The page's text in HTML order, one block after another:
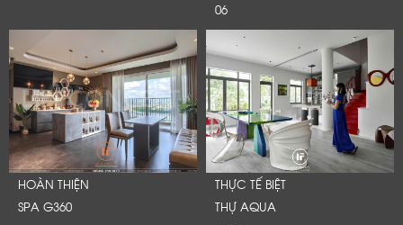
06
HOÀN THIỆN
SPA G360
THỰC TẾ BIỆT
THỰ AQUA